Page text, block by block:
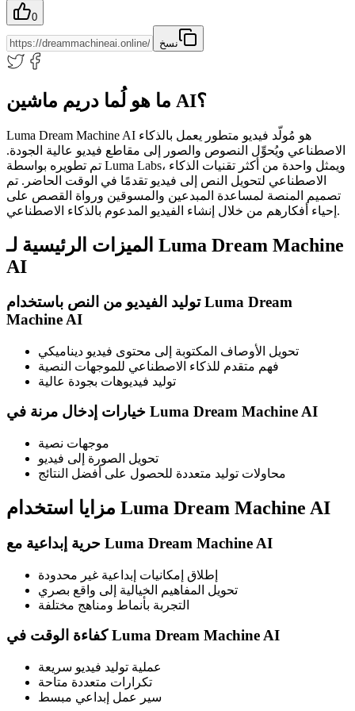
0
نسخ
ما هو لُما دريم ماشين AI؟
Luma Dream Machine AI هو مُولّد فيديو متطور يعمل بالذكاء
الاصطناعي ويُحوِّل النصوص والصور إلى مقاطع فيديو عالية الجودة.
تم تطويره بواسطة Luma Labs، ويمثل واحدة من أكثر تقنيات الذكاء
الاصطناعي لتحويل النص إلى فيديو تقدمًا في الوقت الحاضر. تم
تصميم المنصة لمساعدة المبدعين والمسوقين ورواة القصص على
إحياء أفكارهم من خلال إنشاء الفيديو المدعوم بالذكاء الاصطناعي.
الميزات الرئيسية لـ Luma Dream Machine
AI
توليد الفيديو من النص باستخدام Luma Dream
Machine AI
تحويل الأوصاف المكتوبة إلى محتوى فيديو ديناميكي
فهم متقدم للذكاء الاصطناعي للموجهات النصية
توليد فيديوهات بجودة عالية
خيارات إدخال مرنة في Luma Dream Machine AI
موجهات نصية
تحويل الصورة إلى فيديو
محاولات توليد متعددة للحصول على أفضل النتائج
مزايا استخدام Luma Dream Machine AI
حرية إبداعية مع Luma Dream Machine AI
إطلاق إمكانيات إبداعية غير محدودة
تحويل المفاهيم الخيالية إلى واقع بصري
التجربة بأنماط ومناهج مختلفة
كفاءة الوقت في Luma Dream Machine AI
عملية توليد فيديو سريعة
تكرارات متعددة متاحة
سير عمل إبداعي مبسط